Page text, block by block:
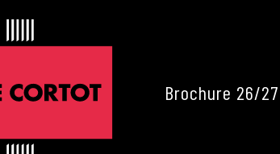
Brochure 26/27